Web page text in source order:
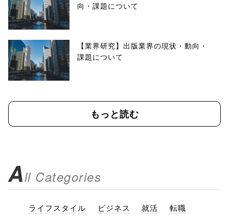
向・課題について
【業界研究】出版業界の現状・動向・
課題について
もっと読む
All Categories
ライフスタイル ビジネス 就活 転職